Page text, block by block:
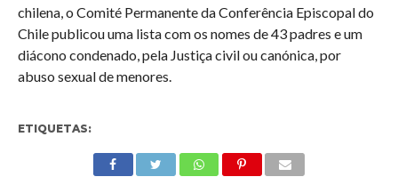
chilena, o Comité Permanente da Conferência Episcopal do
Chile publicou uma lista com os nomes de 43 padres e um
diácono condenado, pela Justiça civil ou canónica, por
abuso sexual de menores.
ETIQUETAS: